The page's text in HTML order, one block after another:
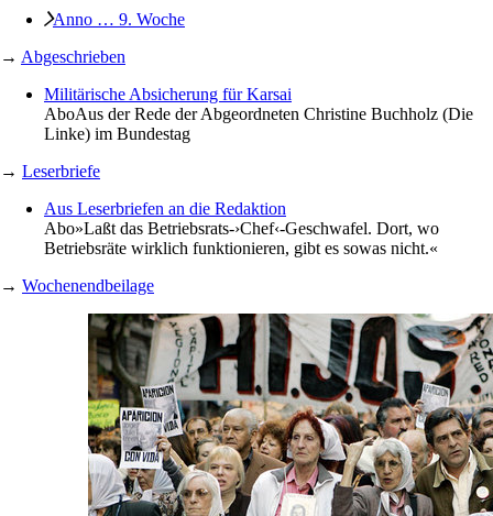
Anno … 9. Woche
→ Abgeschrieben
Militärische Absicherung für Karsai
AboAus der Rede der Abgeordneten Christine Buchholz (Die
Linke) im Bundestag
→ Leserbriefe
Aus Leserbriefen an die Redaktion
Abo»Laßt das Betriebsrats-›Chef‹-Geschwafel. Dort, wo
Betriebsräte wirklich funktionieren, gibt es sowas nicht.«
→ Wochenendbeilage